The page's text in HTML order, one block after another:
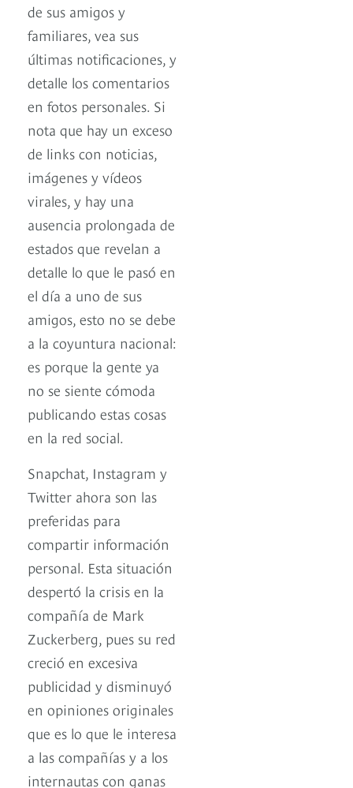
de sus amigos y
familiares, vea sus
últimas notificaciones, y
detalle los comentarios
en fotos personales. Si
nota que hay un exceso
de links con noticias,
imágenes y vídeos
virales, y hay una
ausencia prolongada de
estados que revelan a
detalle lo que le pasó en
el día a uno de sus
amigos, esto no se debe
a la coyuntura nacional:
es porque la gente ya
no se siente cómoda
publicando estas cosas
en la red social.
Snapchat, Instagram y
Twitter ahora son las
preferidas para
compartir información
personal. Esta situación
despertó la crisis en la
compañía de Mark
Zuckerberg, pues su red
creció en excesiva
publicidad y disminuyó
en opiniones originales
que es lo que le interesa
a las compañías y a los
internautas con ganas